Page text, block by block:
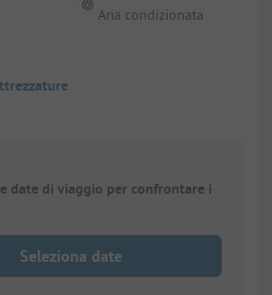
Aria condizionata
date di viaggio per confrontare i
Seleziona date